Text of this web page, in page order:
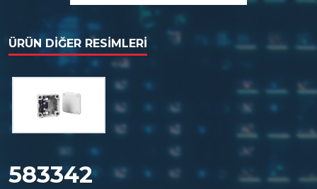
ÜRÜN DIĞER RESIMLERI
583342